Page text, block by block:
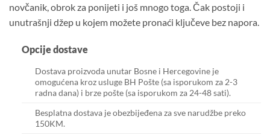
novčanik, obrok za ponijeti i još mnogo toga. Čak postoji i
unutrašnji džep u kojem možete pronaći ključeve bez napora.
Opcije dostave
Dostava proizvoda unutar Bosne i Hercegovine je
omogućena kroz usluge BH Pošte (sa isporukom za 2-3
radna dana) i brze pošte (sa isporukom za 24-48 sati).
Besplatna dostava je obezbijeđena za sve narudžbe preko
150KM.